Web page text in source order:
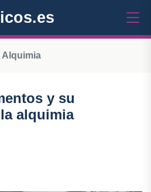
Alquimia
y su
alquimia